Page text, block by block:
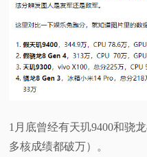
1月底曾经有天玑9400和骁
多核成绩都破万）。